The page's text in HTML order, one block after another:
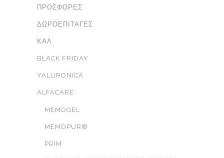
ΠΡΟΣΦΟΡΈΣ
ΔΩΡΟΕΠΙΤΑΓΈΣ
ΚΑΛ
BLACK FRIDAY
YALURONICA
ALFACARE
MEMOGEL
MEMOPUR®
PRIM